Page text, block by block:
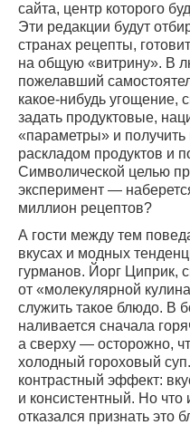
сайта, центр которого
Эти редакции будут
странах рецепты,
на общую «витрину». В
пожелавший
какое-нибудь угощение,
задать продуктовые,
«параметры» и получить
раскладом продуктов и
Символической целью
эксперимент —
миллион рецептов?
А гости между тем
вкусах и модных
гурманов. Йорг Циприк,
от «молекулярной
служить такое блюдо. В
наливается сначала
а сверху — осторожно,
холодный гороховый
контрастный эффект:
и консистентный. Но
отказался признать